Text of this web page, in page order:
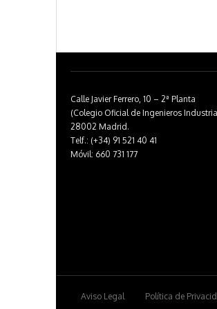
Calle Javier Ferrero, 10 – 2ª Planta
(Colegio Oficial de Ingenieros
28002 Madrid.
Telf.: (+34) 91 521 40 41
Móvil: 660 731 177
Aviso Legal Política de